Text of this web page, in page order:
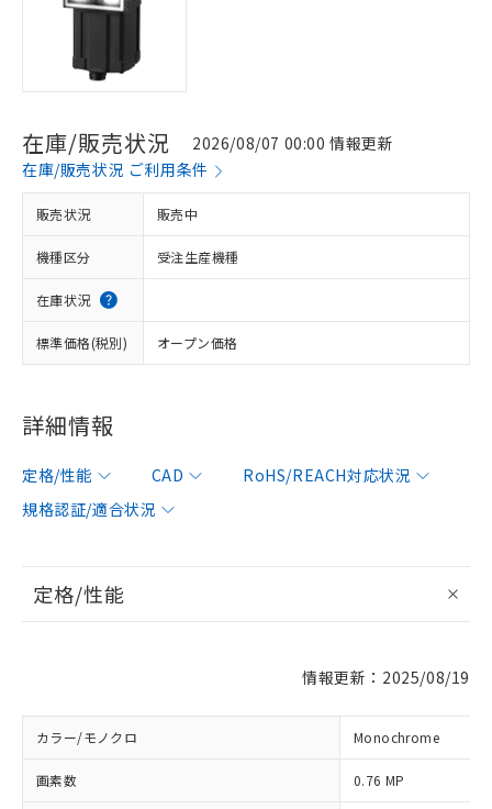
在庫/販売状況
2026/08/07 00:00 情報更新
在庫/販売状況 ご利用条件
販売状況 販売中
機種区分 受注生産機種
在庫状況
標準価格(税別) オープン価格
詳細情報
定格/性能 CAD
RoHS/REACH対応状況
規格認証/適合状況
定格/性能
情報更新：2025/08/19
カラー/モノクロ Monochrome
画素数 0.76 MP